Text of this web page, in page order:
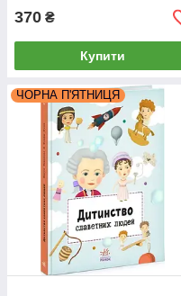
370 ₴
Купити
ЧОРНА П'ЯТНИЦЯ